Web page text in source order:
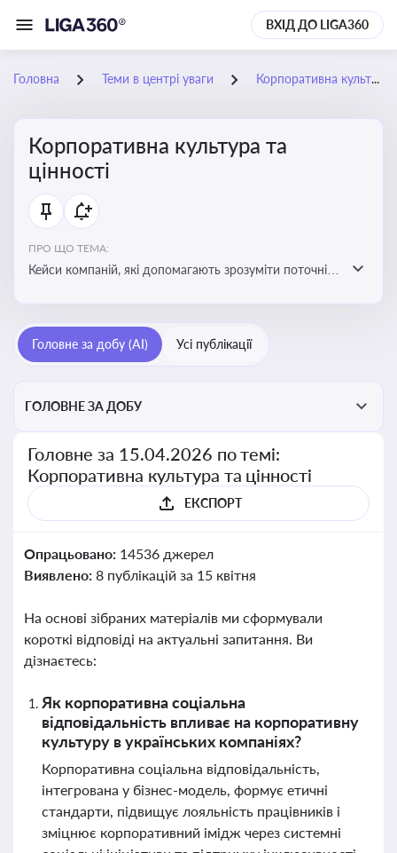
ВХІД ДО LIGA360
Головна Теми в центрі уваги Корпоративна культура та цінності
Корпоративна культура та
цінності
ПРО ЩО ТЕМА:
Кейси компаній, які допомагають зрозуміти поточні
бізнес-середовища
Головне за добу (AI) Усі публікації
ГОЛОВНЕ ЗА ДОБУ
Головне за 15.04.2026 по темі:
Корпоративна культура та цінності
ЕКСПОРТ
Опрацьовано: 14536 джерел
Виявлено: 8 публікацій за 15 квітня
На основі зібраних матеріалів ми сформували
короткі відповіді на актуальні запитання. Ви
дізнаєтесь:
Як корпоративна соціальна
відповідальність впливає на корпоративну
культуру в українських компаніях?
Корпоративна соціальна відповідальність,
інтегрована у бізнес-модель, формує етичні
стандарти, підвищує лояльність працівників і
зміцнює корпоративний імідж через системні